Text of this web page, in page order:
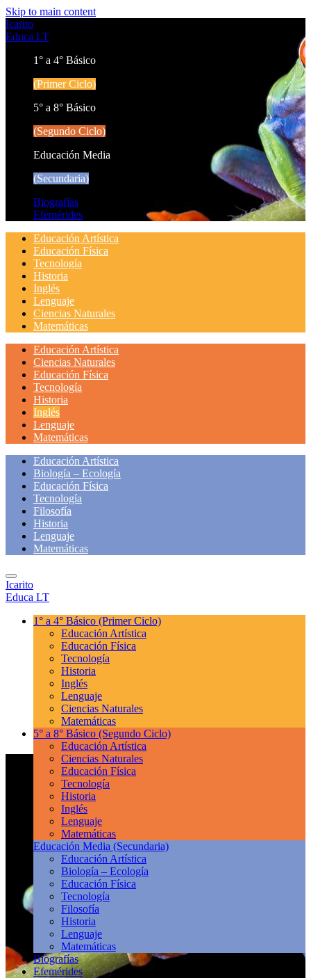
Skip to main content
Icarito
Educa LT
1° a 4° Básico
(Primer Ciclo)
5° a 8° Básico
(Segundo Ciclo)
Educación Media
(Secundaria)
Biografías
Efemérides
Educación Artística
Educación Física
Tecnología
Historia
Inglés
Lenguaje
Ciencias Naturales
Matemáticas
Educación Artística
Ciencias Naturales
Educación Física
Tecnología
Historia
Inglés
Lenguaje
Matemáticas
Educación Artística
Biología – Ecología
Educación Física
Tecnología
Filosofía
Historia
Lenguaje
Matemáticas
Icarito
Educa LT
1° a 4° Básico (Primer Ciclo)
Educación Artística
Educación Física
Tecnología
Historia
Inglés
Lenguaje
Ciencias Naturales
Matemáticas
5° a 8° Básico (Segundo Ciclo)
Educación Artística
Ciencias Naturales
Educación Física
Tecnología
Historia
Inglés
Lenguaje
Matemáticas
Educación Media (Secundaria)
Educación Artística
Biología – Ecología
Educación Física
Tecnología
Filosofía
Historia
Lenguaje
Matemáticas
Biografías
Efemérides